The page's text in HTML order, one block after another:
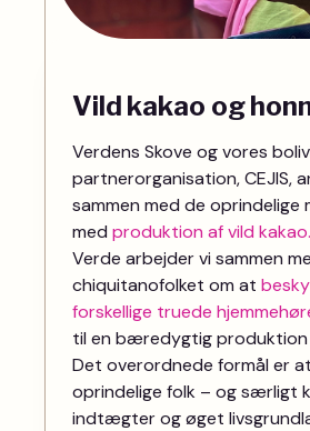
Vild kakao og
Verdens Skove og vores
partnerorganisation, CEJIS,
sammen med de oprindelige
med produktion af vild kakao.
Verde arbejder vi sammen
chiquitanofolket om at
forskellige truede
til en bæredygtig produktion
Det overordnede formål er
oprindelige folk – og særligt
indtægter og øget